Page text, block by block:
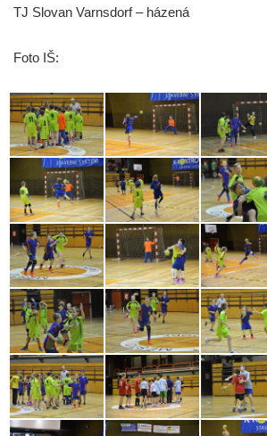
TJ Slovan Varnsdorf – házená
Foto IŠ: